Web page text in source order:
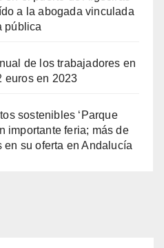
a la abogada vinculada
pública
de los trabajadores en
euros en 2023
sostenibles ‘Parque
importante feria; más de
su oferta en Andalucía